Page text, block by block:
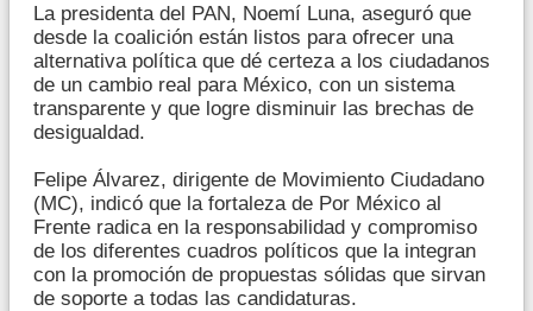
La presidenta del PAN, Noemí Luna, aseguró que
desde la coalición están listos para ofrecer una
alternativa política que dé certeza a los ciudadanos
de un cambio real para México, con un sistema
transparente y que logre disminuir las brechas de
desigualdad.
Felipe Álvarez, dirigente de Movimiento Ciudadano
(MC), indicó que la fortaleza de Por México al
Frente radica en la responsabilidad y compromiso
de los diferentes cuadros políticos que la integran
con la promoción de propuestas sólidas que sirvan
de soporte a todas las candidaturas.